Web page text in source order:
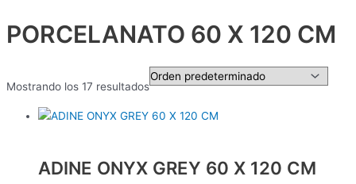
PORCELANATO 60 X 120 CM
Mostrando los 17 resultados
ADINE ONYX GREY 60 X 120 CM